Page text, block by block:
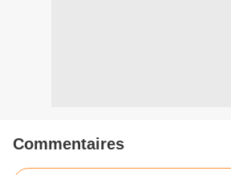
Commentaires